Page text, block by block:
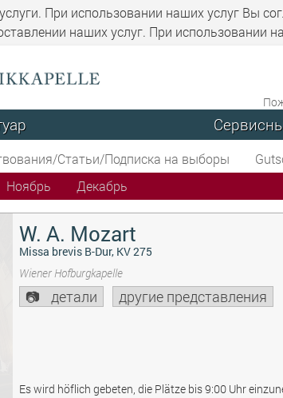
При использовании наших услуг Вы
наших услуг. При использовании
Статьи/Подписка на выборы
Ноябрь Декабрь
W. A. Mozart
Missa brevis B-Dur, KV 275
Wiener Hofburgkapelle
детали другие представления
Es wird höflich gebeten, die Plätze bis 9:00 Uhr